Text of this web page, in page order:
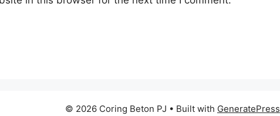
© 2026 Coring Beton PJ • Built with GeneratePress